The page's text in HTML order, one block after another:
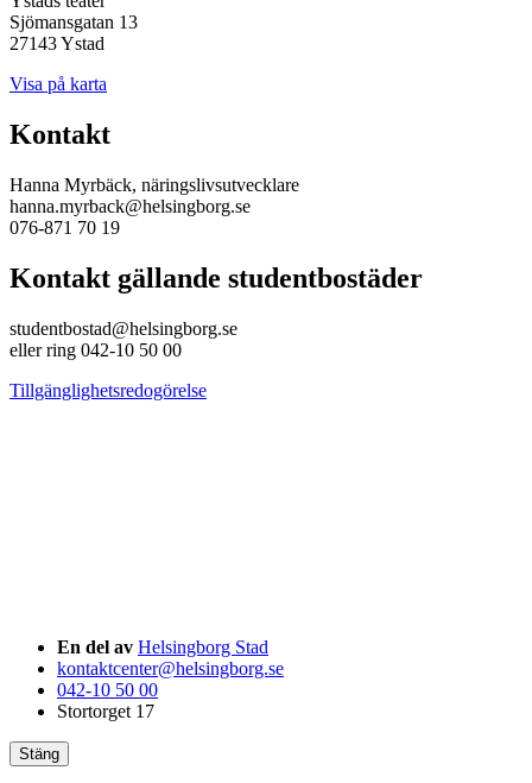
Sjömansgatan 13
27143 Ystad
Visa på karta
Kontakt
Hanna Myrbäck, näringslivsutvecklare
hanna.myrback@helsingborg.se
076-871 70 19
Kontakt gällande studentbostäder
studentbostad@helsingborg.se
eller ring 042-10 50 00
Tillgänglighetsredogörelse
En del av Helsingborg Stad
kontaktcenter@helsingborg.se
042-10 50 00
Stortorget 17
Stäng